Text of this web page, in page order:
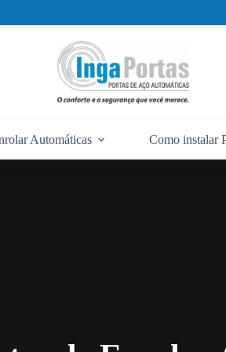
Automáticas Como instalar